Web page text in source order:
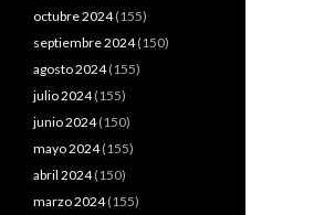
octubre 2024(155)
septiembre 2024(150)
agosto 2024(155)
julio 2024(155)
junio 2024(150)
mayo 2024(155)
abril 2024(150)
marzo 2024(155)